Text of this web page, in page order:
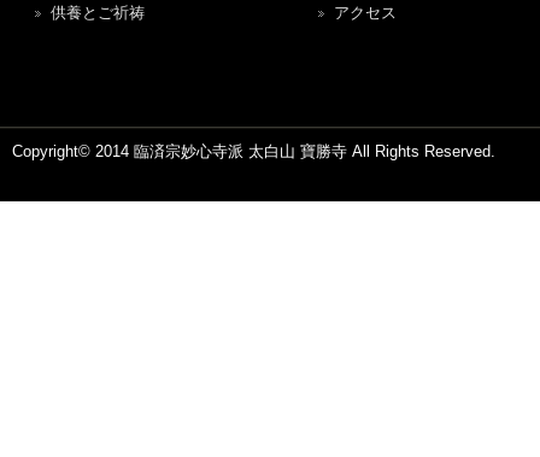
供養とご祈祷
アクセス
Copyright© 2014 臨済宗妙心寺派 太白山 寶勝寺 All Rights Reserved.